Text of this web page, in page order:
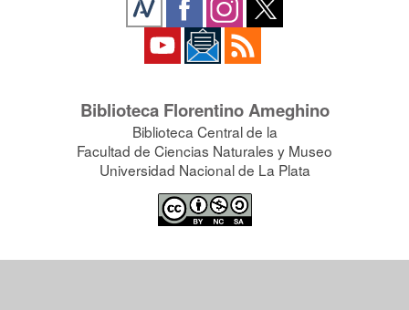
Biblioteca Florentino Ameghino
Biblioteca Central de la
Facultad de Ciencias Naturales y Museo
Universidad Nacional de La Plata